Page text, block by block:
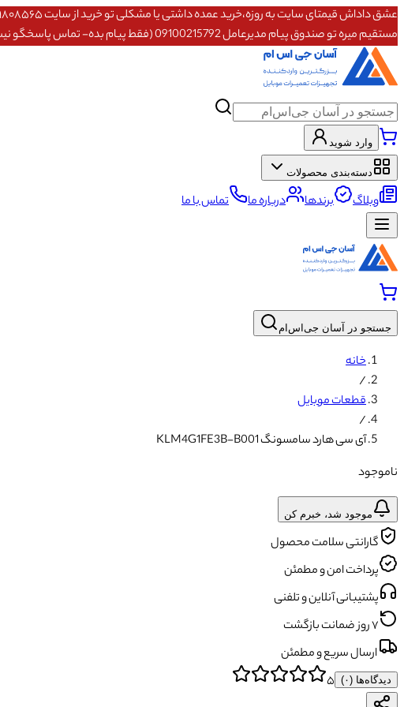
مستقیم میره تو صندوق پیام مدیرعامل 09100215792 (فقط پیام بده- تماس پاسخگو نیستم)
وارد شوید
دسته‌بندی محصولات
وبلاگ برندها درباره ما تماس با ما
جستجو در آسان جی‌اس‌ام
خانه
/
قطعات موبایل
/
آی سی هارد سامسونگ KLM4G1FE3B-B001
ناموجود
موجود شد، خبرم کن
گارانتی سلامت محصول
پرداخت امن و مطمئن
پشتیبانی آنلاین و تلفنی
۷ روز ضمانت بازگشت
ارسال سریع و مطمئن
دیدگاه‌ها (۰) ۵